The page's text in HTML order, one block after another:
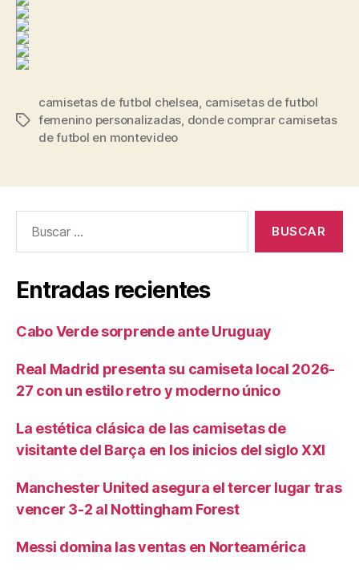
Etiquetas
camisetas de futbol chelsea, camisetas de futbol
femenino personalizadas, donde comprar camisetas
de futbol en montevideo
Entradas recientes
Cabo Verde sorprende ante Uruguay
Real Madrid presenta su camiseta local 2026-
27 con un estilo retro y moderno único
La estética clásica de las camisetas de
visitante del Barça en los inicios del siglo XXI
Manchester United asegura el tercer lugar tras
vencer 3-2 al Nottingham Forest
Messi domina las ventas en Norteamérica